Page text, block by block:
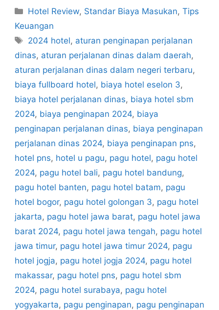
Categories
Hotel Review, Standar Biaya Masukan,Tips
Keuangan
Tags
2024 hotel, aturan penginapan perjalanan
dinas, aturan perjalanan dinas dalam daerah,
aturan perjalanan dinas dalam negeri terbaru,
biaya fullboard hotel, biaya hotel eselon 3,
biaya hotel perjalanan dinas, biaya hotel sbm
2024, biaya penginapan 2024, biaya
penginapan perjalanan dinas, biaya penginapan
perjalanan dinas 2024, biaya penginapan pns,
hotel pns, hotel u pagu, pagu hotel, pagu hotel
2024, pagu hotel bali, pagu hotel bandung,
pagu hotel banten, pagu hotel batam, pagu
hotel bogor, pagu hotel golongan 3, pagu hotel
jakarta, pagu hotel jawa barat, pagu hotel jawa
barat 2024, pagu hotel jawa tengah, pagu hotel
jawa timur, pagu hotel jawa timur 2024, pagu
hotel jogja, pagu hotel jogja 2024, pagu hotel
makassar, pagu hotel pns, pagu hotel sbm
2024, pagu hotel surabaya, pagu hotel
yogyakarta, pagu penginapan, pagu penginapan